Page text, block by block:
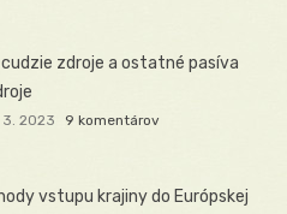
zdroje a ostatné pasíva
3. 2023 9 komentárov
vstupu krajiny do Európskej